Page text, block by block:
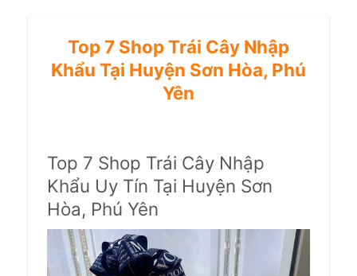
Top 7 Shop Trái Cây Nhập
Khẩu Tại Huyện Sơn Hòa, Phú
Yên
Top 7 Shop Trái Cây Nhập
Khẩu Uy Tín Tại Huyện Sơn
Hòa, Phú Yên